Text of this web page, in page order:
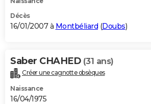
Décès
16/01/2007 à Montbéliard (Doubs)
Saber CHAHED (31 ans)
Créer une cagnotte obsèques
Naissance
16/04/1975